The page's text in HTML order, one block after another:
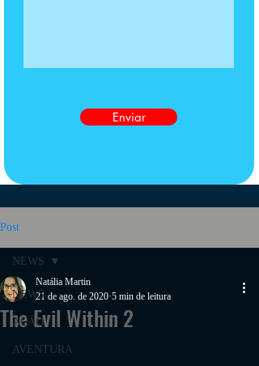
Enviar
Post
NEWS
AÇÃO
AVENTURA
NEWS
The Evil Within 2
Natália Martin
21 de ago. de 2020 5 min de leitura